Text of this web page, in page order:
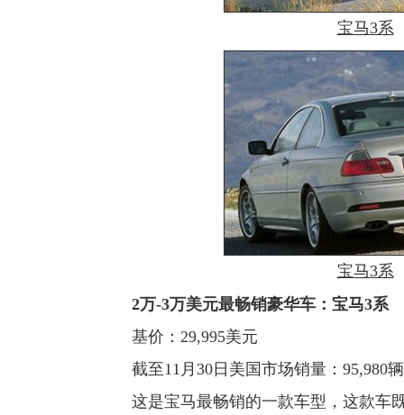
宝马3系
宝马3系
2万-3万美元最畅销豪华车：宝马3系
基价：29,995美元
截至11月30日美国市场销量：95,980辆
这是宝马最畅销的一款车型，这款车